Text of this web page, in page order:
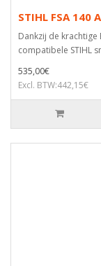
STIHL FSA 140
Dankzij de
compatibele STIHL
535,00€
Excl. BTW:442,15€